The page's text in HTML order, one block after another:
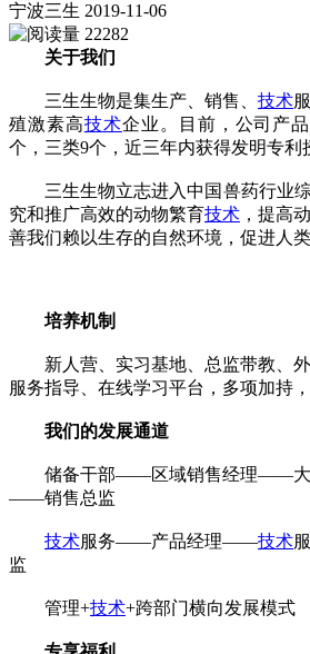
宁波三生 2019-11-06
22282
关于我们
三生生物是集生产、销售、 技术
殖激素高技术企业。目前，公司产
个，三类9个，近三年内获得发明专利
三生生物立志进入中国兽药行业综
究和推广高效的动物繁育技术 ，提高
善我们赖以生存的自然环境，促进人
培养机制
新人营、实习基地、总监带教、外
服务指导、在线学习平台，多项加持
我们的发展通道
储备干部——区域销售经理——大
——销售总监
技术服务——产品经理——技术
监
管理+技术+跨部门横向发展模式